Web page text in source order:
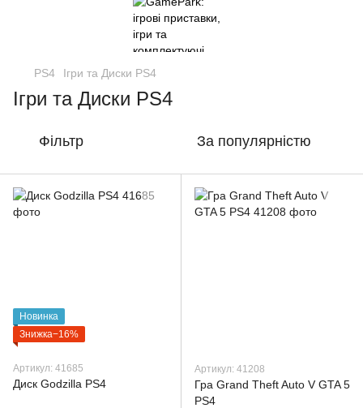
PS4 Ігри та Диски PS4
Ігри та Диски PS4
Фільтр За популярністю
Новинка
Знижка−16%
Артикул: 41685
Диск Godzilla PS4
Артикул: 41208
Гра Grand Theft Auto V GTA 5
PS4